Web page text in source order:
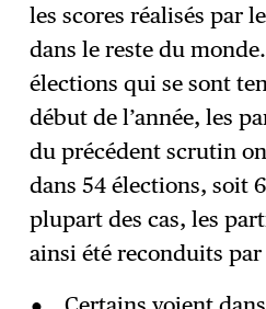
les scores réalisés par
dans le reste du
élections qui se sont
début de l’année, les
du précédent scrutin
dans 54 élections, soit
plupart des cas, les
ainsi été reconduits